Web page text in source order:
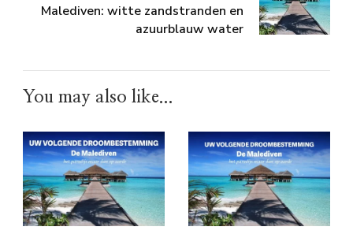
Malediven: witte zandstranden en
azuurblauw water
You may also like...